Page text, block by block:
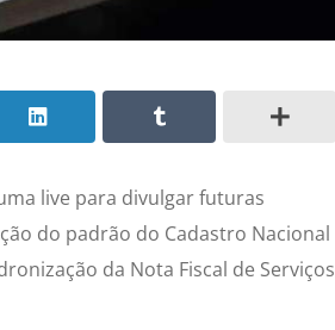
live para divulgar futuras
do padrão do Cadastro Nacional
da Nota Fiscal de Serviços